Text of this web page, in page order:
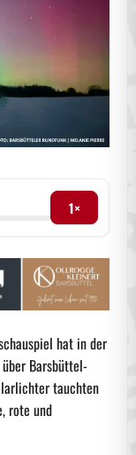
1×
hat in der
Barsbüttel-
tauchten
rote und